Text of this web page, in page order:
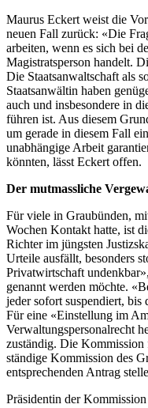
Maurus Eckert weist die
neuen Fall zurück: «Die
arbeiten, wenn es sich bei
Magistratsperson handelt.
Die Staatsanwaltschaft als
Staatsanwältin haben
auch und insbesondere in
führen ist. Aus diesem
um gerade in diesem Fall
unabhängige Arbeit
könnten, lässt Eckert offen.
Der mutmassliche
Für viele in Graubünden,
Wochen Kontakt hatte, ist
Richter im jüngsten
Urteile ausfällt, besonders
Privatwirtschaft
genannt werden möchte.
jeder sofort suspendiert, bis
Für eine «Einstellung im
Verwaltungspersonalrecht
zuständig. Die
ständige Kommission des
entsprechenden Antrag
Präsidentin der